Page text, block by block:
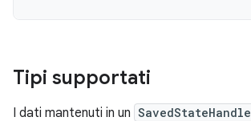
Tipi supportati
I dati mantenuti in un SavedStateHandle